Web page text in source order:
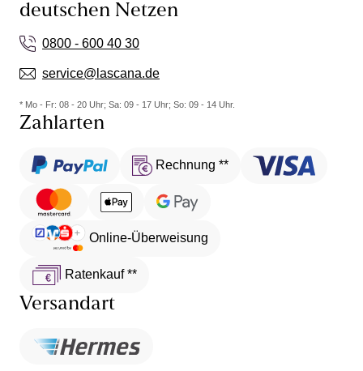
deutschen Netzen
0800 - 600 40 30
service@lascana.de
* Mo - Fr: 08 - 20 Uhr; Sa: 09 - 17 Uhr; So: 09 - 14 Uhr.
Zahlarten
Rechnung **
Online-Überweisung
Ratenkauf **
Versandart